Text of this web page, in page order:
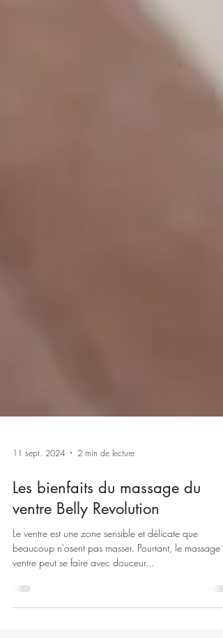
11 sept. 2024 2 min de lecture
Les bienfaits du massage du
ventre Belly Revolution
Le ventre est une zone sensible et délicate que
ventre peut se faire avec douceur...